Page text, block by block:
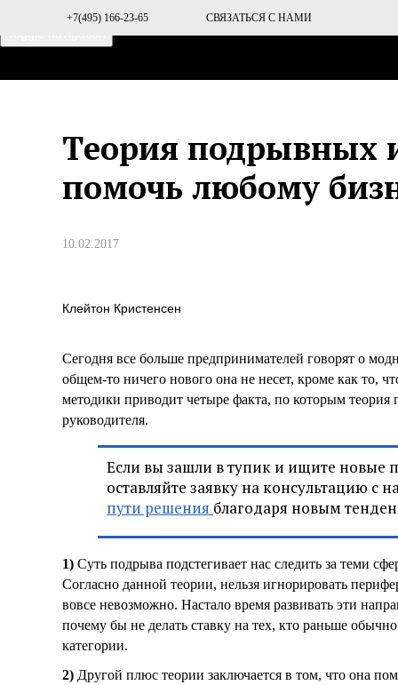
+7(495) 166-23-65 СВЯЗАТЬСЯ С НАМИ
Тeория подрывных
помочь любому
10.02.2017
Клейтон Кристенсен
Сегодня все больше предпринимателей говорят о
общем-то ничего нового она не несет, кроме как то,
методики приводит четыре факта, по которым
руководителя.
Если вы зашли в тупик и ищите новые
оставляйте заявку на консультацию с
пути решения благодаря новым
1) Суть подрыва подстегивает нас следить за теми
Согласно данной теории, нельзя игнорировать
вовсе невозможно. Настало время развивать эти
почему бы не делать ставку на тех, кто раньше
категории.
2) Другой плюс теории заключается в том, что она